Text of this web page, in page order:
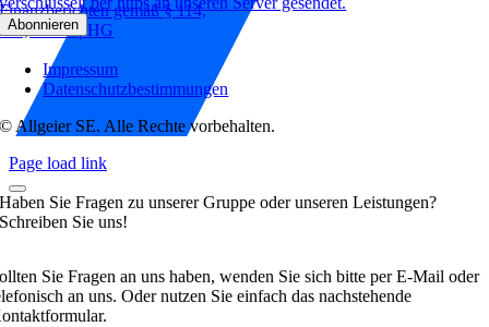
Finanzberichten gemäß § 114,
115, 117 WpHG
Impressum
Datenschutzbestimmungen
© Allgeier SE. Alle Rechte vorbehalten.
Page load link
Haben Sie Fragen zu unserer Gruppe oder unseren Leistungen?
Schreiben Sie uns!
Sie Fragen an uns haben, wenden Sie sich bitte per E-Mail oder
an uns. Oder nutzen Sie einfach das nachstehende